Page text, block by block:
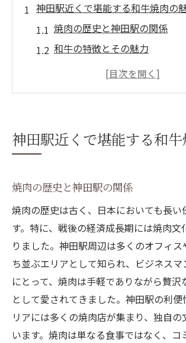
神田駅近くで堪能する和牛焼肉の
焼肉の歴史と神田駅の関係
和牛の特徴とその魅力
神田駅周辺の焼肉店の選び方
和牛焼肉の美味しさを引き立
駅から徒歩5分！神田で味わう至
焼肉と一緒に楽しむドリンクメ
和牛の味わいを最大限に楽し
神田の焼肉店での特別な時間
駅近の焼肉店が提供するサー
焼肉体験をさらに豊かにする
和牛の旨みが広がる神田駅の焼肉
和牛の産地とその違い
神田駅周辺の人気焼肉スポッ
神田駅近くで堪能する和
焼肉の歴史と神田駅の関係
焼肉の歴史は古く、日本においても長い
す。特に、戦後の経済成長期には焼肉文
りました。神田駅周辺は多くのオフィ
ち並ぶエリアとして知られ、ビジネスマ
にとって、焼肉は手軽でありながら贅沢
として愛されてきました。神田駅の利
リアには多くの焼肉店が集まり、独自の
います。焼肉は単なる食事ではなく、コ